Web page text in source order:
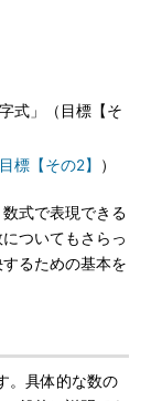
式」（目標【そ
目標【その2】 ）
式で表現できる
ついてもさらっ
るための基本を
。具体的な数の